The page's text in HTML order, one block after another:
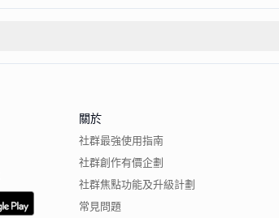
關於
社群最強使用指南
社群創作有價企劃
社群焦點功能及升級計劃
常見問題